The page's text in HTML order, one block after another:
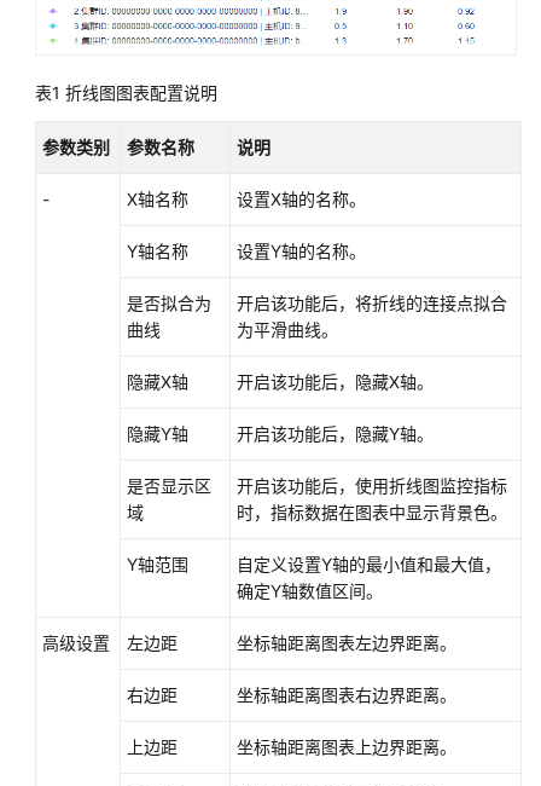
用
AOM
权
可
表1 折线图图表配置说明
参数类别 参数名称 说明
- X轴名称 设置X轴的名称。
Y轴名称 设置Y轴的名称。
是否拟合为
曲线
开启该功能后，将折线的连接点拟合
为平滑曲线。
隐藏X轴 开启该功能后，隐藏X轴。
隐藏Y轴 开启该功能后，隐藏Y轴。
是否显示区
域
开启该功能后，使用折线图监控指标
时，指标数据在图表中显示背景色。
Y轴范围
自定义设置Y轴的最小值和最大值，
确定Y轴数值区间。
高级设置 左边距 坐标轴距离图表左边界距离。
右边距 坐标轴距离图表右边界距离。
上边距 坐标轴距离图表上边界距离。